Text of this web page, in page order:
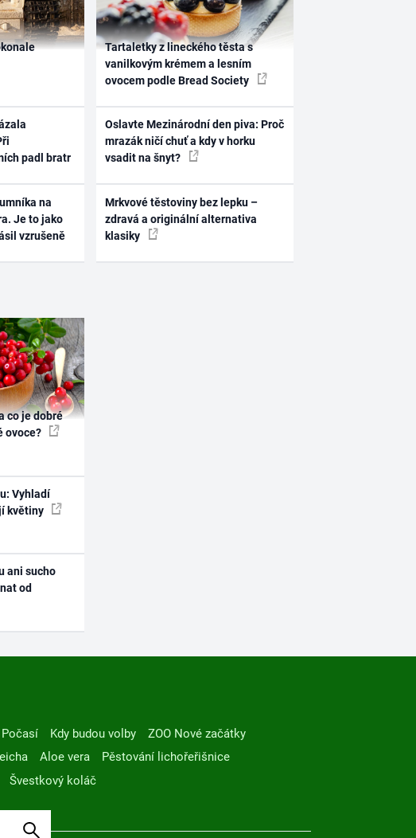
padl bratr
na
Je to jako
vzrušeně
Tartaletky z lineckého těsta s
vanilkovým krémem a lesním
ovocem podle Bread Society
Oslavte Mezinárodní den piva: Proč
mrazák ničí chuť a kdy v horku
vsadit na šnyt?
Mrkvové těstoviny bez lepku –
zdravá a originální alternativa
klasiky
co je dobré
ovoce?
Vyhladí
květiny
ani sucho
od
Počasí Kdy budou volby
ZOO Nové začátky
Aloe vera
Pěstování lichořeřišnice
Švestkový koláč